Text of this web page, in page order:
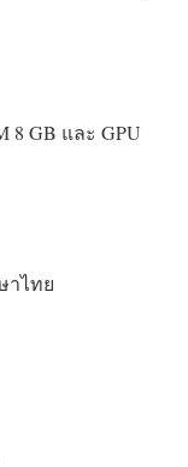
8 GB และ GPU
าไทย